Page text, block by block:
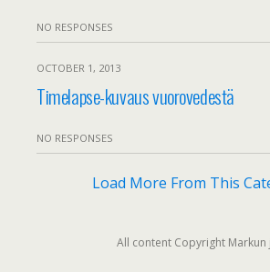
NO RESPONSES
OCTOBER 1, 2013
Timelapse-kuvaus vuorovedestä
NO RESPONSES
Load More From This
All content Copyright Markun